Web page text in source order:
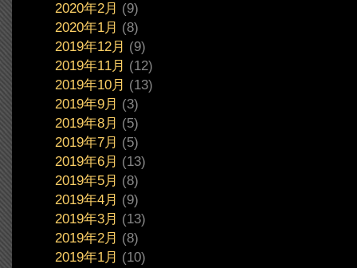
2020年2月 (9)
2020年1月 (8)
2019年12月 (9)
2019年11月 (12)
2019年10月 (13)
2019年9月 (3)
2019年8月 (5)
2019年7月 (5)
2019年6月 (13)
2019年5月 (8)
2019年4月 (9)
2019年3月 (13)
2019年2月 (8)
2019年1月 (10)